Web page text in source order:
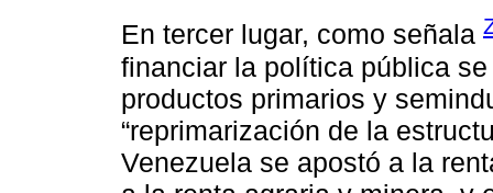
En tercer lugar, como señala
financiar la política pública
productos primarios y
“reprimarización de la
Venezuela se apostó a la